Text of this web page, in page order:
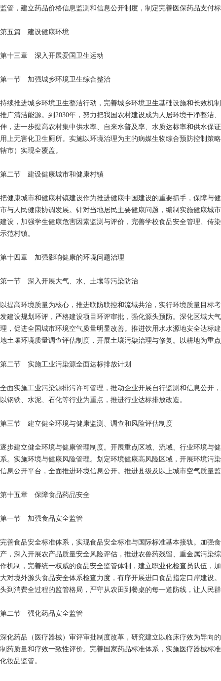
监管，建立药品价格信息监测和信息公开制度，制定完善医保药品支付
第五篇 建设健康环境
第十三章 深入开展爱国卫生运动
第一节 加强城乡环境卫生综合整治
持续推进城乡环境卫生整洁行动，完善城乡环境卫生基础设施和长效机
推广清洁能源。到2030年，努力把我国农村建设成为人居环境干净整
伸，进一步提高农村集中供水率、自来水普及率、水质达标率和供水保
用上无害化卫生厕所。实施以环境治理为主的病媒生物综合预防控制策
辖市）实现全覆盖。
第二节 建设健康城市和健康村镇
把健康城市和健康村镇建设作为推进健康中国建设的重要抓手，保障与
市与人民健康协调发展。针对当地居民主要健康问题，编制实施健康城
建设，加强学生健康危害因素监测与评价，完善学校食品安全管理、传
示范村镇。
第十四章 加强影响健康的环境问题治理
第一节 深入开展大气、水、土壤等污染防治
以提高环境质量为核心，推进联防联控和流域共治，实行环境质量目
发建设规划环评，严格建设项目环评审批，强化源头预防。深化区域大
理，促进全国城市环境空气质量明显改善。推进饮用水水源地安全达标
地土壤环境质量调查评估制度，开展土壤污染治理与修复。以耕地为重
第二节 实施工业污染源全面达标排放计划
全面实施工业污染源排污许可管理，推动企业开展自行监测和信息公开
以钢铁、水泥、石化等行业为重点，推进行业达标排放改造。
第三节 建立健全环境与健康监测、调查和风险评估制度
逐步建立健全环境与健康管理制度。开展重点区域、流域、行业环境与
系。实施环境与健康风险管理。划定环境健康高风险区域，开展环境污
信息公开平台，全面推进环境信息公开。推进县级及以上城市空气质量
第十五章 保障食品药品安全
第一节 加强食品安全监管
完善食品安全标准体系，实现食品安全标准与国际标准基本接轨。加强
产，深入开展农产品质量安全风险评估，推进农兽药残留、重金属污染
作机制，完善统一权威的食品安全监管体制，建立职业化检查员队伍，
大对境外源头食品安全体系检查力度，有序开展进口食品指定口岸建设
头到消费全过程的监管格局，严守从农田到餐桌的每一道防线，让人民
第二节 强化药品安全监管
深化药品（医疗器械）审评审批制度改革，研究建立以临床疗效为导向
制药质量和疗效一致性评价。完善国家药品标准体系，实施医疗器械标
化妆品监管。